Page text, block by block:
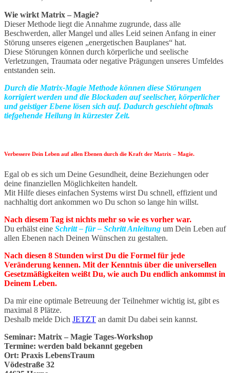
Wie wirkt Matrix – Magie?
Dieser Methode liegt die Annahme zugrunde, dass alle
Beschwerden, aller Mangel und alles Leid seinen Anfang in einer
Störung unseres eigenen „energetischen Bauplanes“ hat.
Diese Störungen können durch körperliche und seelische
Verletzungen, Traumata oder negative Prägungen unseres Umfeldes
entstanden sein.
Durch die Matrix-Magie Methode können diese Störungen
korrigiert werden und die Blockaden auf seelischer, körperlicher
und geistiger Ebene lösen sich auf. Dadurch geschieht oftmals
tiefgehende Heilung in kürzester Zeit.
Verbessere Dein Leben auf allen Ebenen durch die Kraft der Matrix – Magie.
Egal ob es sich um Deine Gesundheit, deine Beziehungen oder
deine finanziellen Möglichkeiten handelt.
Mit Hilfe dieses einfachen Systems wirst Du schnell, effizient und
nachhaltig dort ankommen wo Du schon so lange hin willst.
Nach diesem Tag ist nichts mehr so wie es vorher war.
Du erhälst eine Schritt – für – Schritt Anleitung um Dein Leben auf
allen Ebenen nach Deinen Wünschen zu gestalten.
Nach diesen 8 Stunden wirst Du die Formel für jede
Veränderung kennen. Mit der Kenntnis über die universellen
Gesetzmäßigkeiten weißt Du, wie auch Du endlich ankommst in
Deinem Leben.
Da mir eine optimale Betreuung der Teilnehmer wichtig ist, gibt es
maximal 8 Plätze.
Deshalb melde Dich JETZT an damit Du dabei sein kannst.
Seminar: Matrix – Magie Tages-Workshop
Termine: werden bald bekannt gegeben
Ort: Praxis LebensTraum
Vödestraße 32